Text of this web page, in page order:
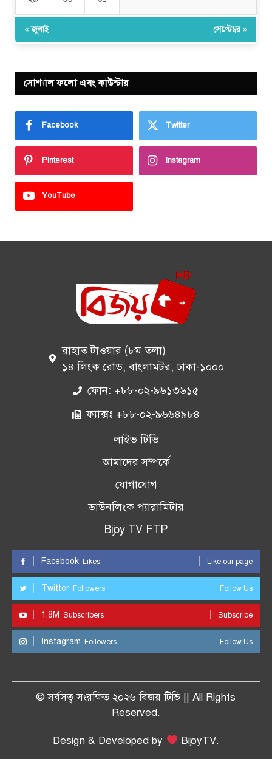
« জুলাই সেপ্টেম্বর »
সোশ্যাল ফলো এবং কাউন্টার
Facebook Twitter
Pinterest Instagram
YouTube
রাহাত টাওয়ার (৮ম তলা)
১৪ লিংক রোড, বাংলামটর, ঢাকা-১০০০
ফোন: +৮৮-০২-৯৬১৩৬১৫
ফ্যাক্সঃ +৮৮-০২-৯৬৬৪৯৮৪
লাইভ টিভি
আমাদের সম্পর্কে
যোগাযোগ
ডাউনলিংক প্যারামিটার
Bijoy TV FTP
Facebook Likes Like our page
Twitter Followers Follow Us
1.8M Subscribers Subscribe
Instagram Followers Follow Us
© সর্বসত্ব সংরক্ষিত ২০২৬ বিজয় টিভি || All Rights
Reserved.
Design & Developed by BijoyTV.